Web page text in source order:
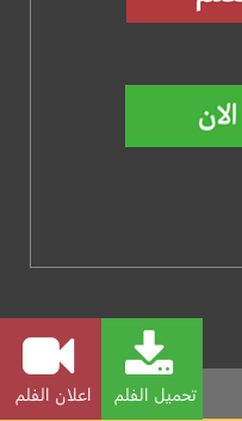
تحميل الفلم اعلان الفلم